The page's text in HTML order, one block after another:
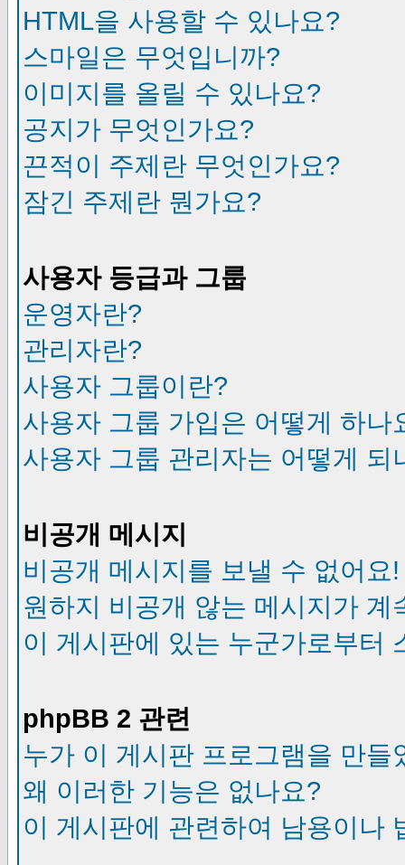
HTML을 사용할 수 있나요?
스마일은 무엇입니까?
이미지를 올릴 수 있나요?
공지가 무엇인가요?
끈적이 주제란 무엇인가요?
잠긴 주제란 뭔가요?
사용자 등급과 그룹
운영자란?
관리자란?
사용자 그룹이란?
사용자 그룹 가입은 어떻게 하나
사용자 그룹 관리자는 어떻게 되
비공개 메시지
비공개 메시지를 보낼 수 없어요!
원하지 비공개 않는 메시지가 계
이 게시판에 있는 누군가로부터
phpBB 2 관련
누가 이 게시판 프로그램을 만들
왜 이러한 기능은 없나요?
이 게시판에 관련하여 남용이나